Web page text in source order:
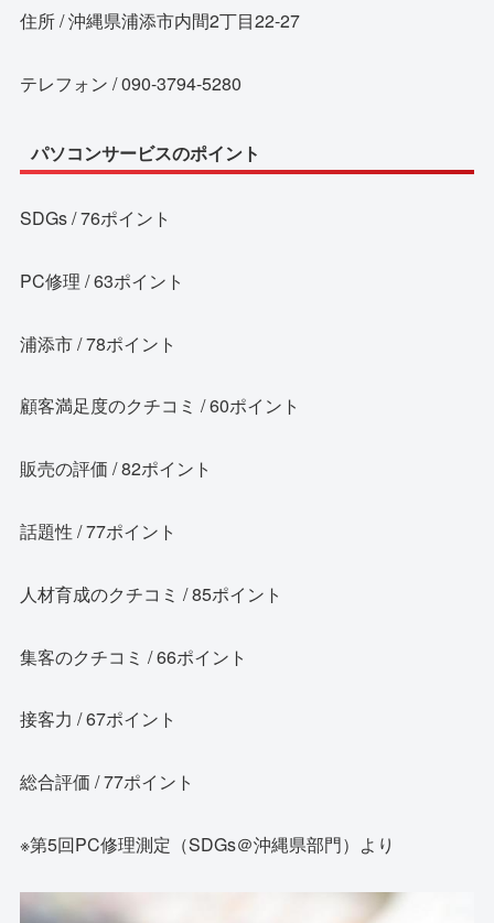
住所 / 沖縄県浦添市内間2丁目22-27
テレフォン / 090-3794-5280
パソコンサービスのポイント
SDGs / 76ポイント
PC修理 / 63ポイント
浦添市 / 78ポイント
顧客満足度のクチコミ / 60ポイント
販売の評価 / 82ポイント
話題性 / 77ポイント
人材育成のクチコミ / 85ポイント
集客のクチコミ / 66ポイント
接客力 / 67ポイント
総合評価 / 77ポイント
※第5回PC修理測定（SDGs＠沖縄県部門）より